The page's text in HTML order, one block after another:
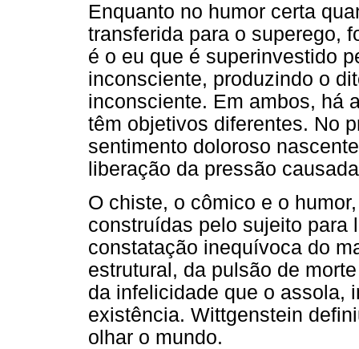
Enquanto no humor certa
transferida para o superego,
é o eu que é superinvestido
inconsciente, produzindo o
inconsciente. Em ambos, há
têm objetivos diferentes. No
sentimento doloroso
liberação da pressão
O chiste, o cômico e o
construídas pelo sujeito para
constatação inequívoca do
estrutural, da pulsão de
da infelicidade que o assola,
existência. Wittgenstein
olhar o mundo.